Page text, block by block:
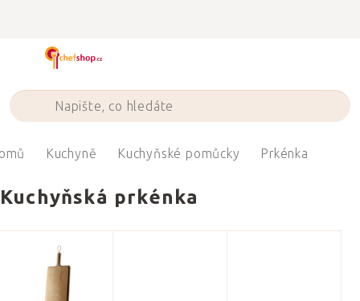
Kuchyně Kuchyňské pomůcky Prkénka
Kuchyňská prkénka